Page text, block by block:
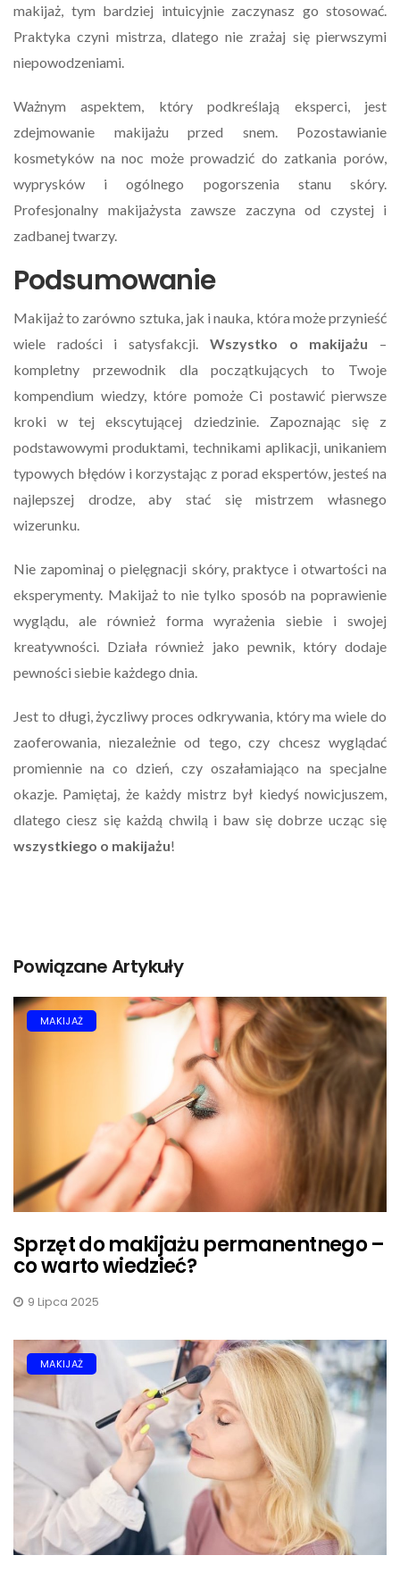
makijaż, tym bardziej intuicyjnie zaczynasz go stosować.
Praktyka czyni mistrza, dlatego nie zrażaj się pierwszymi
niepowodzeniami.
Ważnym aspektem, który podkreślają eksperci, jest
zdejmowanie makijażu przed snem. Pozostawianie
kosmetyków na noc może prowadzić do zatkania porów,
wyprysków i ogólnego pogorszenia stanu skóry.
Profesjonalny makijażysta zawsze zaczyna od czystej i
zadbanej twarzy.
Podsumowanie
Makijaż to zarówno sztuka, jak i nauka, która może przynieść
wiele radości i satysfakcji. Wszystko o makijażu –
kompletny przewodnik dla początkujących to Twoje
kompendium wiedzy, które pomoże Ci postawić pierwsze
kroki w tej ekscytującej dziedzinie. Zapoznając się z
podstawowymi produktami, technikami aplikacji, unikaniem
typowych błędów i korzystając z porad ekspertów, jesteś na
najlepszej drodze, aby stać się mistrzem własnego
wizerunku.
Nie zapominaj o pielęgnacji skóry, praktyce i otwartości na
eksperymenty. Makijaż to nie tylko sposób na poprawienie
wyglądu, ale również forma wyrażenia siebie i swojej
kreatywności. Działa również jako pewnik, który dodaje
pewności siebie każdego dnia.
Jest to długi, życzliwy proces odkrywania, który ma wiele do
zaoferowania, niezależnie od tego, czy chcesz wyglądać
promiennie na co dzień, czy oszałamiająco na specjalne
okazje. Pamiętaj, że każdy mistrz był kiedyś nowicjuszem,
dlatego ciesz się każdą chwilą i baw się dobrze ucząc się
wszystkiego o makijażu!
Powiązane Artykuły
MAKIJAŻ
Sprzęt do makijażu permanentnego –
co warto wiedzieć?
9 Lipca 2025
MAKIJAŻ